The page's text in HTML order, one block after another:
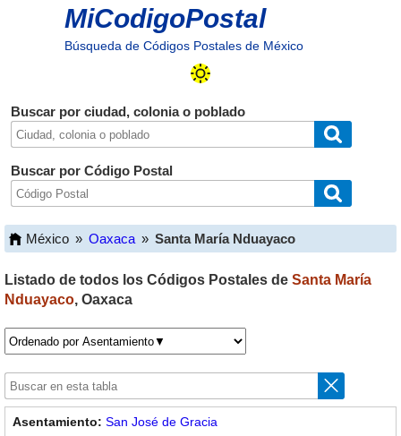
MiCodigoPostal
Búsqueda de Códigos Postales de México
Buscar por ciudad, colonia o poblado
Buscar por Código Postal
México » Oaxaca » Santa María Nduayaco
Listado de todos los Códigos Postales de Santa María
Nduayaco, Oaxaca
San José de Gracia